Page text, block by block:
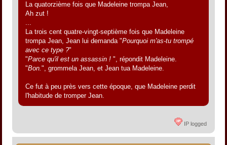
La quatorzième fois que Madeleine trompa Jean,
Ah zut !
...
La trois cent quatre-vingt-septième fois que Madeleine
trompa Jean, Jean lui demanda "Pourquoi m'as-tu trompé
avec ce type ?"
"Parce qu'il est un assassin !", répondit Madeleine.
"Bon.", grommela Jean, et Jean tua Madeleine.
Ce fut à peu près vers cette époque, que Madeleine perdit
l'habitude de tromper Jean.
IP logged